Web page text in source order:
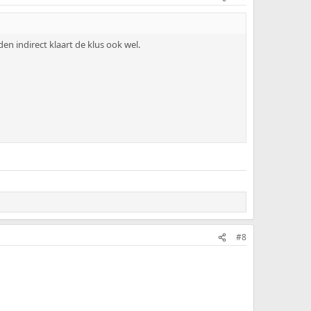
indirect klaart de klus ook wel.
#8